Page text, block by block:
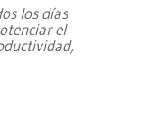
los días
el